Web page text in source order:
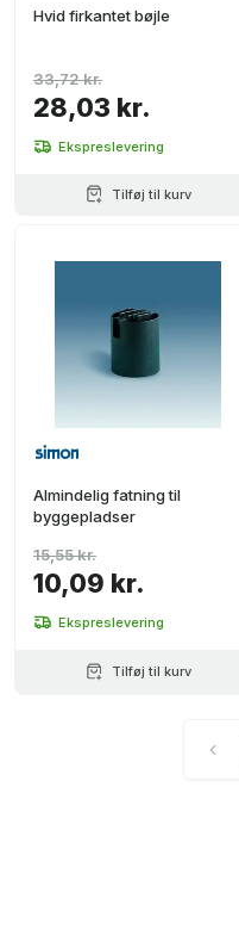
Hvid firkantet bøjle
28,03 kr.
33,72 kr.
Ekspreslevering
Tilføj til kurv
Almindelig fatning til
byggepladser
10,09 kr.
15,55 kr.
Ekspreslevering
Tilføj til kurv